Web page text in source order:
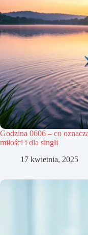
Godzina 0606 – co
miłości i dla singli
17 kwietnia, 2025